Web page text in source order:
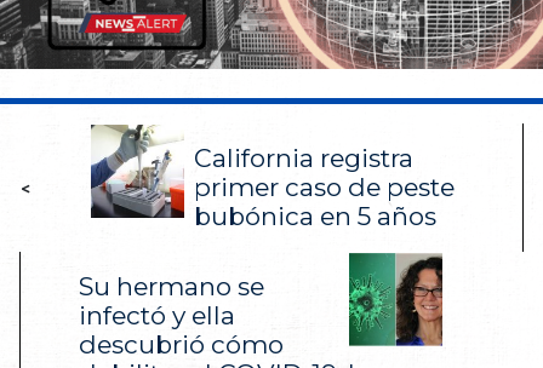
<
California registra
primer caso de peste
bubónica en 5 años
Su hermano se
infectó y ella
descubrió cómo